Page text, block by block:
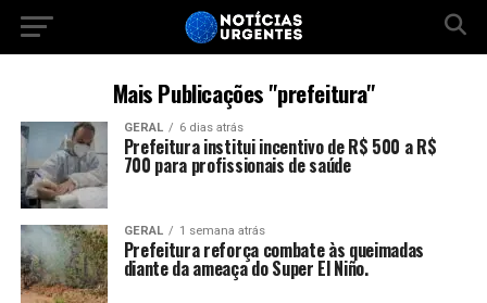
Mais Publicações "prefeitura"
GERAL 6 dias atrás
Prefeitura institui incentivo de R$ 500 a R$
700 para profissionais de saúde
GERAL 1 semana atrás
Prefeitura reforça combate às queimadas
diante da ameaça do Super El Niño.